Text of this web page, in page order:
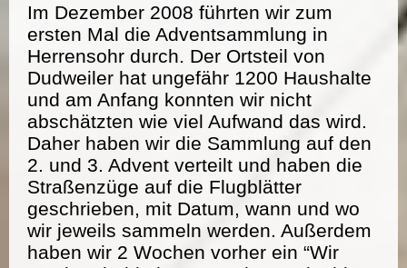
Im Dezember 2008 führten wir zum
ersten Mal die Adventsammlung in
Herrensohr durch. Der Ortsteil von
Dudweiler hat ungefähr 1200 Haushalte
und am Anfang konnten wir nicht
abschätzten wie viel Aufwand das wird.
Daher haben wir die Sammlung auf den
2. und 3. Advent verteilt und haben die
Straßenzüge auf die Flugblätter
geschrieben, mit Datum, wann und wo
wir jeweils sammeln werden. Außerdem
haben wir 2 Wochen vorher ein “Wir